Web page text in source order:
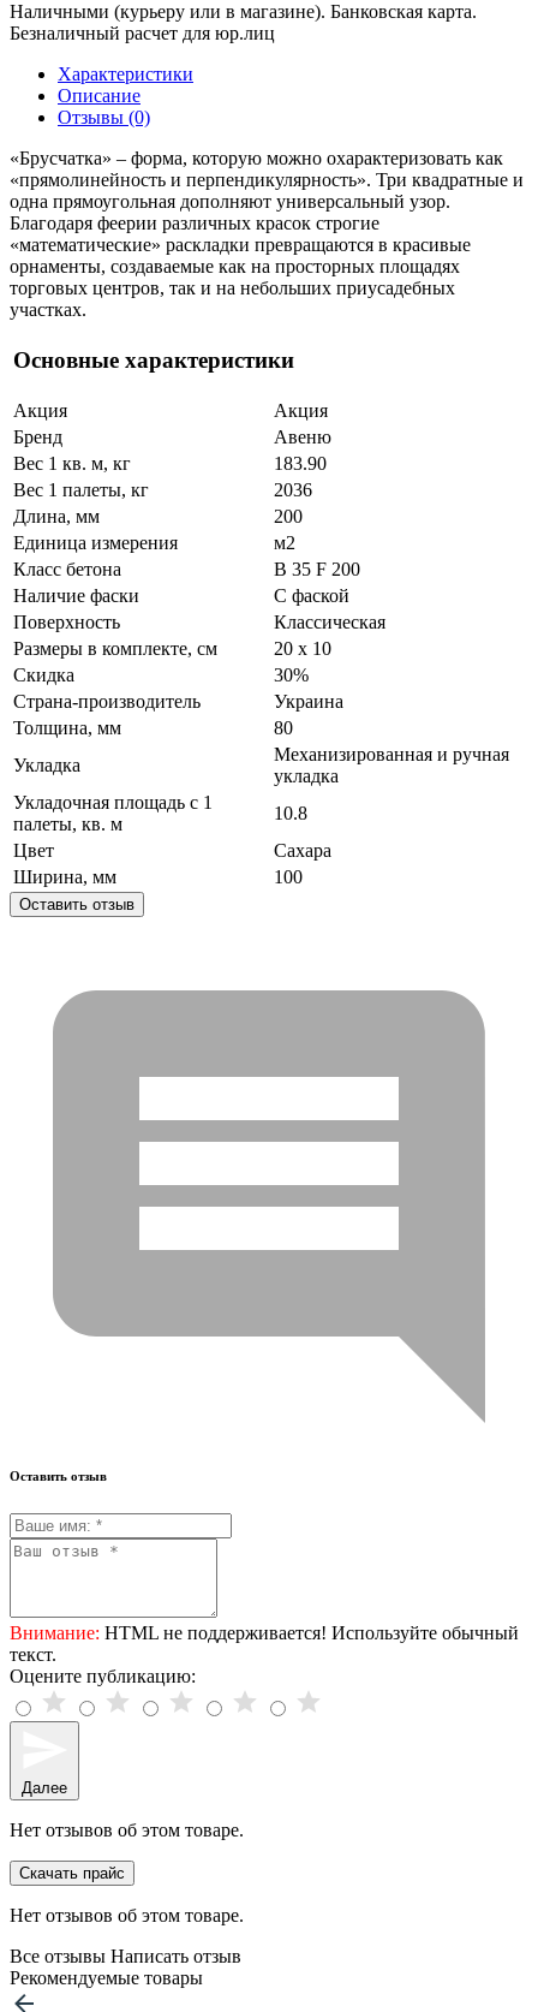
Наличными (курьеру или в магазине). Банковская карта.
Безналичный расчет для юр.лиц
Характеристики
Описание
Отзывы (0)
«Брусчатка» – форма, которую можно охарактеризовать как
«прямолинейность и перпендикулярность». Три квадратные и
одна прямоугольная дополняют универсальный узор.
Благодаря феерии различных красок строгие
«математические» раскладки превращаются в красивые
орнаменты, создаваемые как на просторных площадях
торговых центров, так и на небольших приусадебных
участках.
Основные характеристики
Акция
Акция
Бренд
Авеню
Вес 1 кв. м, кг
183.90
Вес 1 палеты, кг
2036
Длина, мм
200
Единица измерения
м2
Класс бетона
В 35 F 200
Наличие фаски
С фаской
Поверхность
Классическая
Размеры в комплекте, см
20 х 10
Скидка
30%
Страна-производитель
Украина
Толщина, мм
80
Укладка
Механизированная и ручная
укладка
Укладочная площадь с 1
палеты, кв. м
10.8
Цвет
Сахара
Ширина, мм
100
Оставить отзыв
Оставить отзыв
Внимание: HTML не поддерживается! Используйте обычный
текст.
Оцените публикацию:
Далее
Нет отзывов об этом товаре.
Скачать прайс
Нет отзывов об этом товаре.
Все отзывы Написать отзыв
Рекомендуемые товары